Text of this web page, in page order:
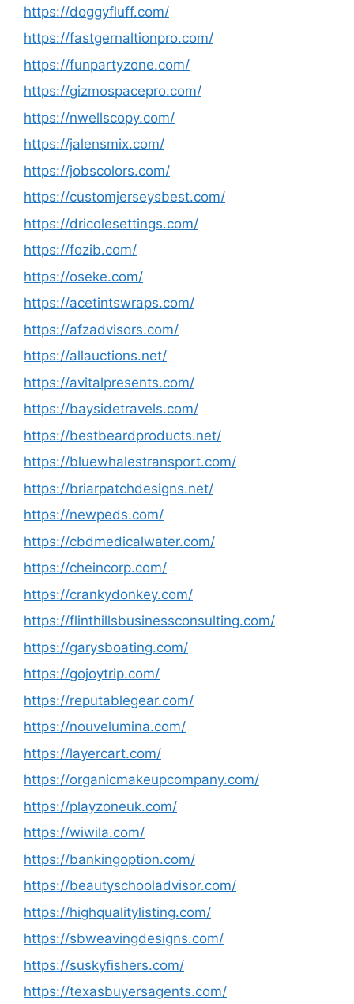
https://doggyfluff.com/
https://fastgernaltionpro.com/
https://funpartyzone.com/
https://gizmospacepro.com/
https://nwellscopy.com/
https://jalensmix.com/
https://jobscolors.com/
https://customjerseysbest.com/
https://dricolesettings.com/
https://fozib.com/
https://oseke.com/
https://acetintswraps.com/
https://afzadvisors.com/
https://allauctions.net/
https://avitalpresents.com/
https://baysidetravels.com/
https://bestbeardproducts.net/
https://bluewhalestransport.com/
https://briarpatchdesigns.net/
https://newpeds.com/
https://cbdmedicalwater.com/
https://cheincorp.com/
https://crankydonkey.com/
https://flinthillsbusinessconsulting.com/
https://garysboating.com/
https://gojoytrip.com/
https://reputablegear.com/
https://nouvelumina.com/
https://layercart.com/
https://organicmakeupcompany.com/
https://playzoneuk.com/
https://wiwila.com/
https://bankingoption.com/
https://beautyschooladvisor.com/
https://highqualitylisting.com/
https://sbweavingdesigns.com/
https://suskyfishers.com/
https://texasbuyersagents.com/